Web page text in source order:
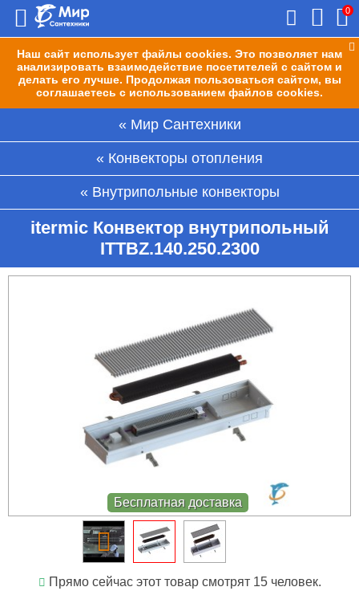
Наш сайт использует файлы cookies. Это позволяет нам
анализировать взаимодействие посетителей с сайтом и
делать его лучше. Продолжая пользоваться сайтом, вы
соглашаетесь с использованием файлов cookies.
0
Мир Сантехники
Конвекторы отопления
Внутрипольные конвекторы
itermic Конвектор внутрипольный
ITTBZ.140.250.2300
Бесплатная доставка
Прямо сейчас этот товар смотрят 15 человек.